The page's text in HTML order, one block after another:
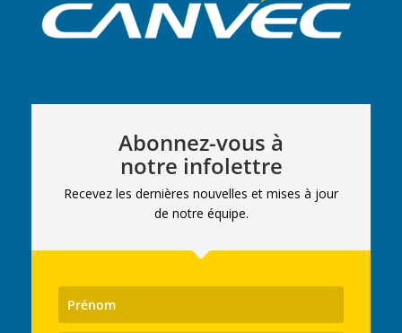
Abonnez-vous à
notre infolettre
Recevez les dernières nouvelles et mises à jour
de notre équipe.